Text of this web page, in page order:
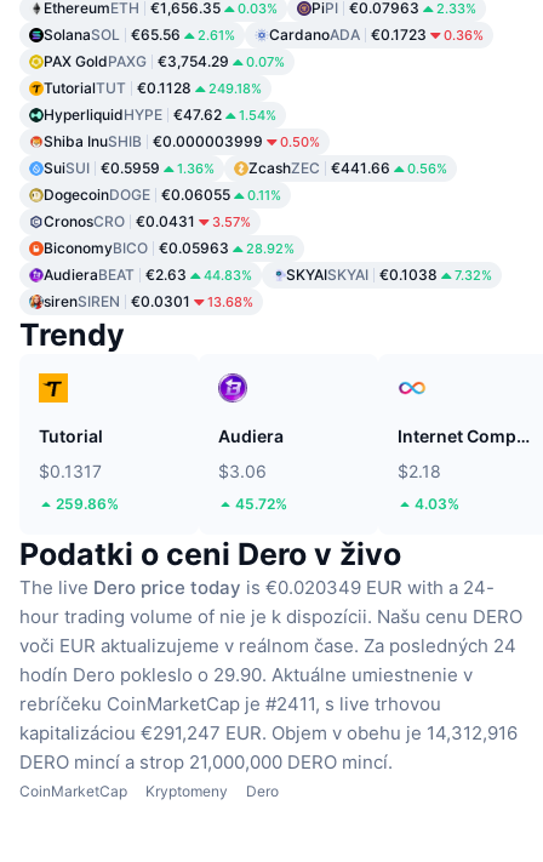
EthereumETH €1,656.35 0.03% PiPI €0.07963 2.33%
SolanaSOL €65.56 2.61% CardanoADA €0.1723 0.36%
PAX GoldPAXG €3,754.29 0.07%
TutorialTUT €0.1128 249.18%
HyperliquidHYPE €47.62 1.54%
Shiba InuSHIB €0.000003999 0.50%
SuiSUI €0.5959 1.36% ZcashZEC €441.66 0.56%
DogecoinDOGE €0.06055 0.11%
CronosCRO €0.0431 3.57%
BiconomyBICO €0.05963 28.92%
AudieraBEAT €2.63 44.83% SKYAISKYAI €0.1038 7.32%
sirenSIREN €0.0301 13.68%
Trendy
Tutorial
$0.1317
259.86%
Audiera
$3.06
45.72%
Internet Computer
$2.18
4.03%
Podatki o ceni Dero v živo
The live Dero price today is €0.020349 EUR with a 24-
hour trading volume of nie je k dispozícii. Našu cenu DERO
voči EUR aktualizujeme v reálnom čase. Za posledných 24
hodín Dero pokleslo o 29.90. Aktuálne umiestnenie v
rebríčeku CoinMarketCap je #2411, s live trhovou
kapitalizáciou €291,247 EUR. Objem v obehu je 14,312,916
DERO mincí a strop 21,000,000 DERO mincí.
CoinMarketCap Kryptomeny Dero